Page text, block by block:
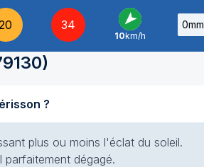
34
NE -
10km/h
0mm
)
Hérisson ?
plus ou moins l'éclat du soleil.
parfaitement dégagé.